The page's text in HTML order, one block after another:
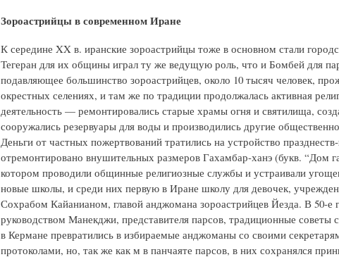
Зороастрийцы в современном Иране
К середине XX в. иранские зороастрийцы тоже в основном стали
Тегеран для их общины играл ту же ведущую роль, что и Бомбей для
подавляющее большинство зороастрийцев, около 10 тысяч человек,
окрестных селениях, и там же по традиции продолжалась активная
деятельность — ремонтировались старые храмы огня и святилища,
сооружались резервуары для воды и производились другие
Деньги от частных пожертвований тратились на устройство
отремонтировано внушительных размеров Гахамбар-ханэ (букв. “Дом
котором проводили общинные религиозные службы и устраивали
новые школы, и среди них первую в Иране школу для девочек,
Сохрабом Кайанианом, главой анджомана зороастрийцев Йезда. В 50-е
руководством Манекджи, представителя парсов, традиционные советы
в Кермане превратились в избираемые анджоманы со своими
протоколами, но, так же как м в панчаяте парсов, в них сохранялся